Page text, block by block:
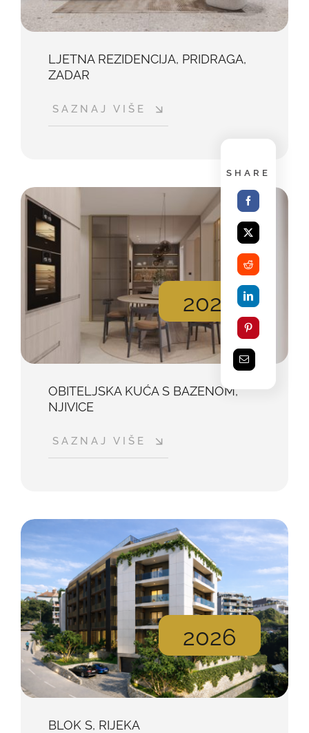
LJETNA REZIDENCIJA, PRIDRAGA,
ZADAR
SAZNAJ VIŠE
2026
OBITELJSKA KUĆA S BAZENOM,
NJIVICE
SAZNAJ VIŠE
2026
BLOK S, RIJEKA
SHARE